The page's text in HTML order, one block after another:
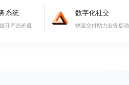
系统
升产品价值
数字化社交
快速交付助力业务启动